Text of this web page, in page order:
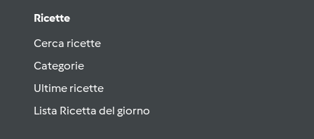
Ricette
Cerca ricette
Categorie
Ultime ricette
Lista Ricetta del giorno